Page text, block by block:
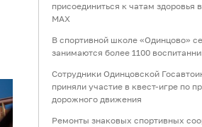
присоединиться к чатам здоровья
МАХ
В спортивной школе «Одинцово»
занимаются более 1100
Сотрудники Одинцовской
приняли участие в квест-игре по
дорожного движения
Ремонты знаковых спортивных